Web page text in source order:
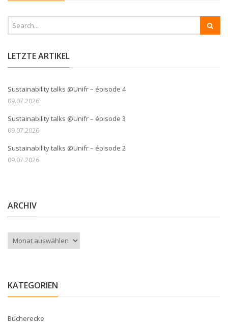
LETZTE ARTIKEL
Sustainability talks @Unifr – épisode 4
09.07.2026
Sustainability talks @Unifr – épisode 3
09.07.2026
Sustainability talks @Unifr – épisode 2
09.07.2026
ARCHIV
Archiv
KATEGORIEN
Bücherecke